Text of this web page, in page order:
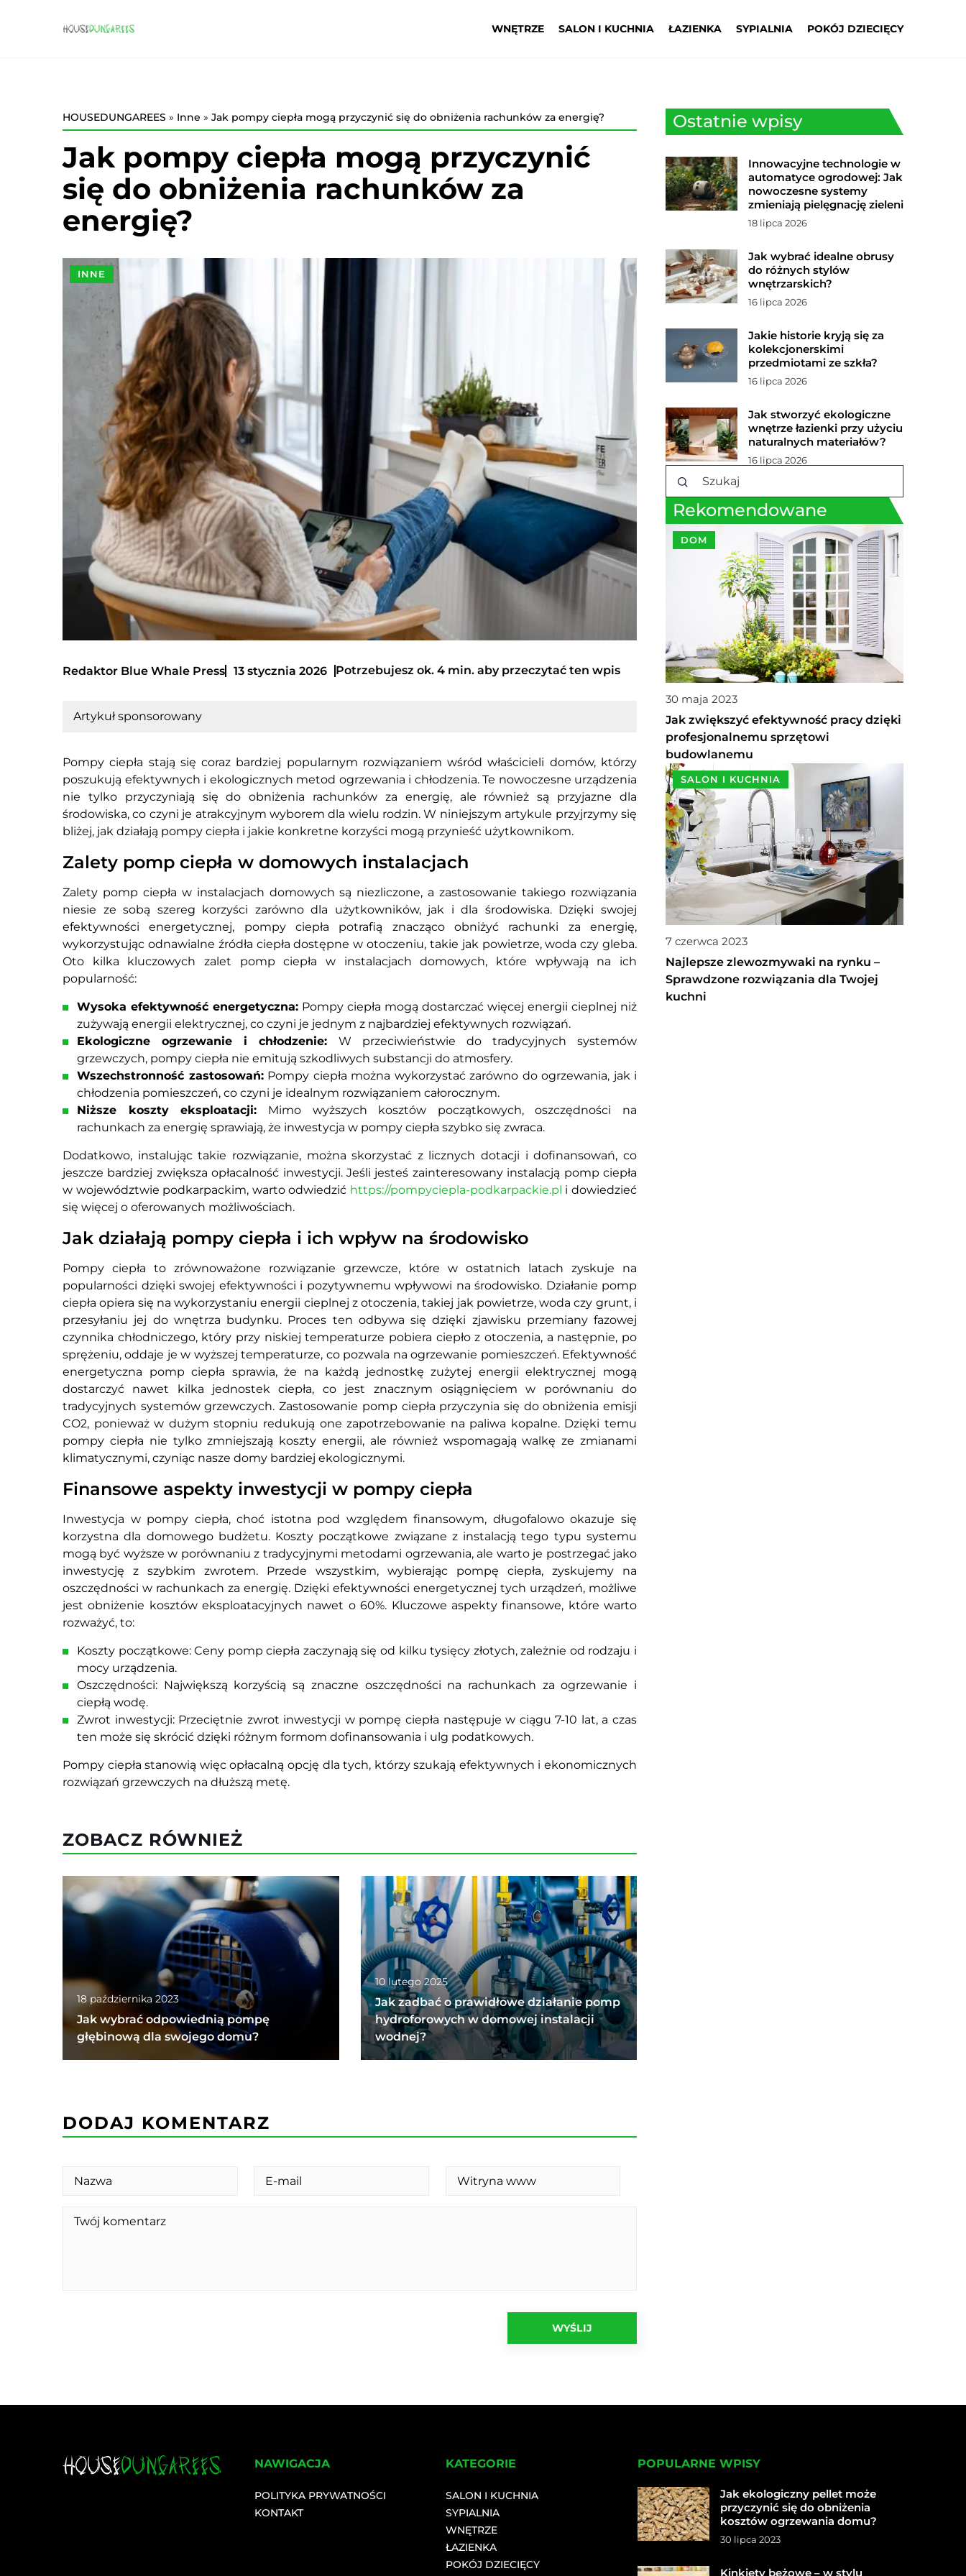
WNĘTRZE SALON I KUCHNIA ŁAZIENKA SYPIALNIA POKÓJ DZIECIĘCY
HOUSEDUNGAREES » Inne » Jak pompy ciepła mogą przyczynić się do obniżenia rachunków za energię?
Jak pompy ciepła mogą przyczynić
się do obniżenia rachunków za
energię?
INNE
Redaktor Blue Whale Press 13 stycznia 2026 Potrzebujesz ok. 4 min. aby przeczytać ten wpis
Artykuł sponsorowany
Pompy ciepła stają się coraz bardziej popularnym rozwiązaniem wśród właścicieli domów, którzy
poszukują efektywnych i ekologicznych metod ogrzewania i chłodzenia. Te nowoczesne urządzenia
nie tylko przyczyniają się do obniżenia rachunków za energię, ale również są przyjazne dla
środowiska, co czyni je atrakcyjnym wyborem dla wielu rodzin. W niniejszym artykule przyjrzymy się
bliżej, jak działają pompy ciepła i jakie konkretne korzyści mogą przynieść użytkownikom.
Zalety pomp ciepła w domowych instalacjach
Zalety pomp ciepła w instalacjach domowych są niezliczone, a zastosowanie takiego rozwiązania
niesie ze sobą szereg korzyści zarówno dla użytkowników, jak i dla środowiska. Dzięki swojej
efektywności energetycznej, pompy ciepła potrafią znacząco obniżyć rachunki za energię,
wykorzystując odnawialne źródła ciepła dostępne w otoczeniu, takie jak powietrze, woda czy gleba.
Oto kilka kluczowych zalet pomp ciepła w instalacjach domowych, które wpływają na ich
popularność:
Wysoka efektywność energetyczna: Pompy ciepła mogą dostarczać więcej energii cieplnej niż
zużywają energii elektrycznej, co czyni je jednym z najbardziej efektywnych rozwiązań.
Ekologiczne ogrzewanie i chłodzenie: W przeciwieństwie do tradycyjnych systemów
grzewczych, pompy ciepła nie emitują szkodliwych substancji do atmosfery.
Wszechstronność zastosowań:Pompy ciepła można wykorzystać zarówno do ogrzewania, jak i
chłodzenia pomieszczeń, co czyni je idealnym rozwiązaniem całorocznym.
Niższe koszty eksploatacji: Mimo wyższych kosztów początkowych, oszczędności na
rachunkach za energię sprawiają, że inwestycja w pompy ciepła szybko się zwraca.
Dodatkowo, instalując takie rozwiązanie, można skorzystać z licznych dotacji i dofinansowań, co
jeszcze bardziej zwiększa opłacalność inwestycji. Jeśli jesteś zainteresowany instalacją pomp ciepła
w województwie podkarpackim, warto odwiedzić https://pompyciepla-podkarpackie.pl i dowiedzieć
się więcej o oferowanych możliwościach.
Jak działają pompy ciepła i ich wpływ na środowisko
Pompy ciepła to zrównoważone rozwiązanie grzewcze, które w ostatnich latach zyskuje na
popularności dzięki swojej efektywności i pozytywnemu wpływowi na środowisko. Działanie pomp
ciepła opiera się na wykorzystaniu energii cieplnej z otoczenia, takiej jak powietrze, woda czy grunt, i
przesyłaniu jej do wnętrza budynku. Proces ten odbywa się dzięki zjawisku przemiany fazowej
czynnika chłodniczego, który przy niskiej temperaturze pobiera ciepło z otoczenia, a następnie, po
sprężeniu, oddaje je w wyższej temperaturze, co pozwala na ogrzewanie pomieszczeń. Efektywność
energetyczna pomp ciepła sprawia, że na każdą jednostkę zużytej energii elektrycznej mogą
dostarczyć nawet kilka jednostek ciepła, co jest znacznym osiągnięciem w porównaniu do
tradycyjnych systemów grzewczych. Zastosowanie pomp ciepła przyczynia się do obniżenia emisji
CO2, ponieważ w dużym stopniu redukują one zapotrzebowanie na paliwa kopalne. Dzięki temu
pompy ciepła nie tylko zmniejszają koszty energii, ale również wspomagają walkę ze zmianami
klimatycznymi, czyniąc nasze domy bardziej ekologicznymi.
Finansowe aspekty inwestycji w pompy ciepła
Inwestycja w pompy ciepła, choć istotna pod względem finansowym, długofalowo okazuje się
korzystna dla domowego budżetu. Koszty początkowe związane z instalacją tego typu systemu
mogą być wyższe w porównaniu z tradycyjnymi metodami ogrzewania, ale warto je postrzegać jako
inwestycję z szybkim zwrotem. Przede wszystkim, wybierając pompę ciepła, zyskujemy na
oszczędności w rachunkach za energię. Dzięki efektywności energetycznej tych urządzeń, możliwe
jest obniżenie kosztów eksploatacyjnych nawet o 60%. Kluczowe aspekty finansowe, które warto
rozważyć, to:
Koszty początkowe: Ceny pomp ciepła zaczynają się od kilku tysięcy złotych, zależnie od rodzaju i
mocy urządzenia.
Oszczędności: Największą korzyścią są znaczne oszczędności na rachunkach za ogrzewanie i
ciepłą wodę.
Zwrot inwestycji: Przeciętnie zwrot inwestycji w pompę ciepła następuje w ciągu 7-10 lat, a czas
ten może się skrócić dzięki różnym formom dofinansowania i ulg podatkowych.
Pompy ciepła stanowią więc opłacalną opcję dla tych, którzy szukają efektywnych i ekonomicznych
rozwiązań grzewczych na dłuższą metę.
ZOBACZ RÓWNIEŻ
18 października 2023
Jak wybrać odpowiednią pompę
głębinową dla swojego domu?
10 lutego 2025
Jak zadbać o prawidłowe działanie pomp
hydroforowych w domowej instalacji
wodnej?
Ostatnie wpisy
Innowacyjne technologie w
automatyce ogrodowej: Jak
nowoczesne systemy
zmieniają pielęgnację zieleni
18 lipca 2026
Jak wybrać idealne obrusy
do różnych stylów
wnętrzarskich?
16 lipca 2026
Jakie historie kryją się za
kolekcjonerskimi
przedmiotami ze szkła?
16 lipca 2026
Jak stworzyć ekologiczne
wnętrze łazienki przy użyciu
naturalnych materiałów?
16 lipca 2026
Rekomendowane
DOM
30 maja 2023
Jak zwiększyć efektywność pracy dzięki
profesjonalnemu sprzętowi
budowlanemu
SALON I KUCHNIA
7 czerwca 2023
Najlepsze zlewozmywaki na rynku –
Sprawdzone rozwiązania dla Twojej
kuchni
DODAJ KOMENTARZ
NAWIGACJA
POLITYKA PRYWATNOŚCI
KONTAKT
KATEGORIE
SALON I KUCHNIA
SYPIALNIA
WNĘTRZE
ŁAZIENKA
POKÓJ DZIECIĘCY
POPULARNE WPISY
Jak ekologiczny pellet może
przyczynić się do obniżenia
kosztów ogrzewania domu?
30 lipca 2023
Kinkiety beżowe – w stylu